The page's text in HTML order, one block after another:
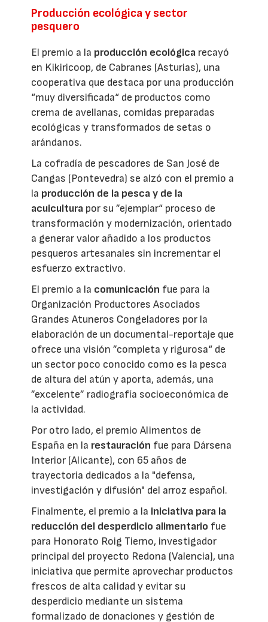
Producción ecológica y sector
pesquero
El premio a la producción ecológica recayó
en Kikiricoop, de Cabranes (Asturias), una
cooperativa que destaca por una producción
“muy diversificada“ de productos como
crema de avellanas, comidas preparadas
ecológicas y transformados de setas o
arándanos.
La cofradía de pescadores de San José de
Cangas (Pontevedra) se alzó con el premio a
la producción de la pesca y de la
acuicultura por su ”ejemplar“ proceso de
transformación y modernización, orientado
a generar valor añadido a los productos
pesqueros artesanales sin incrementar el
esfuerzo extractivo.
El premio a la comunicación fue para la
Organización Productores Asociados
Grandes Atuneros Congeladores por la
elaboración de un documental-reportaje que
ofrece una visión ”completa y rigurosa“ de
un sector poco conocido como es la pesca
de altura del atún y aporta, además, una
”excelente” radiografía socioeconómica de
la actividad.
Por otro lado, el premio Alimentos de
España en la restauración fue para Dársena
Interior (Alicante), con 65 años de
trayectoria dedicados a la "defensa,
investigación y difusión" del arroz español.
Finalmente, el premio a la iniciativa para la
reducción del desperdicio alimentario fue
para Honorato Roig Tierno, investigador
principal del proyecto Redona (Valencia), una
iniciativa que permite aprovechar productos
frescos de alta calidad y evitar su
desperdicio mediante un sistema
formalizado de donaciones y gestión de